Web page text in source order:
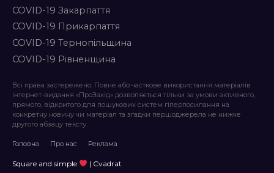
COVID-19 Закарпаття
COVID-19 Прикарпаття
COVID-19 Тернопільщина
COVID-19 Рівненщина
Всі права застережено. Повне або часткове використання матеріалів
інтернет-видання «ПроЗахід» дозволяється тільки за умови активного,
прямого, відкритого для пошукових систем гіперпосилання на
конкретну новину чи матеріал та згадки першоджерела не нижче
другого абзацу тексту.
Головна Про нас Реклама
Square and simple | Cvadrat